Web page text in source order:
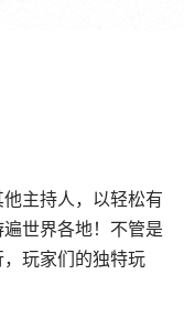
主持人，以轻松有
世界各地！不管是
玩家们的独特玩